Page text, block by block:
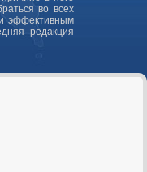
во всех
эффективным
редакция